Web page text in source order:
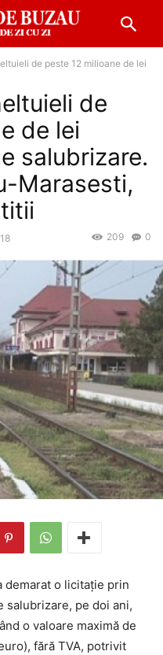
de peste 12 milioane de lei
de
de lei
salubrizare.
Marasesti,
0
209
demarat o licitaţie prin
salubrizare, pe doi ani,
o valoare maximă de
fără TVA, potrivit